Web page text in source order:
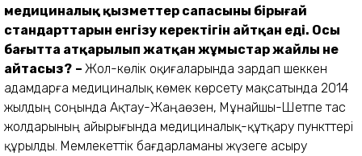
медициналық қызметтер сапасының бірыңғай
стандарттарын енгізу керектігін айтқан еді. Осы
бағытта атқарылып жатқан жұмыстар жайлы не
айтасыз? – Жол-көлік оқиғаларында зардап шеккен
адамдарға медициналық көмек көрсету мақсатында 2014
жылдың соңында Ақтау-Жаңаөзен, Мұнайшы-Шетпе тас
жолдарының айырығында медициналық-құтқару пункттері
құрылды. Мемлекеттік бағдарламаны жүзеге асыру